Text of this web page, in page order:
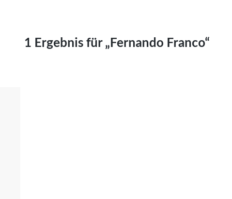
Maximilian Kosing
1 Ergebnis für „Fernando Franco“